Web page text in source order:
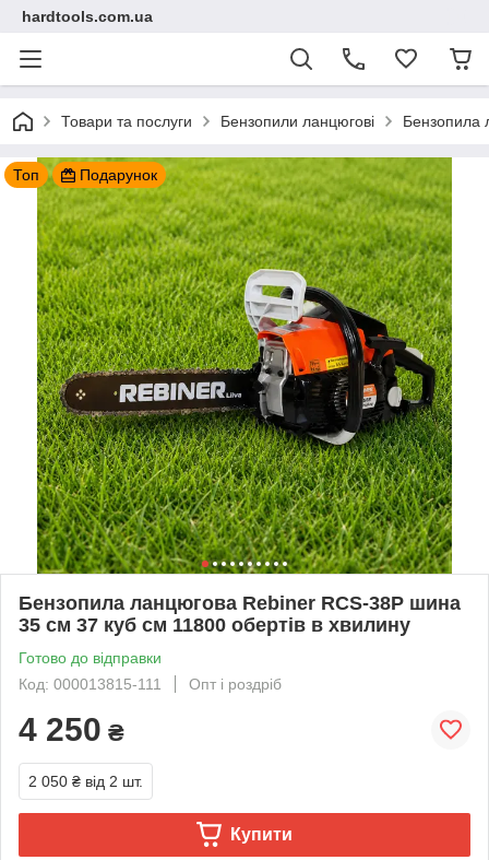
hardtools.com.ua
Товари та послуги Бензопили ланцюгові Бензопила
Топ Подарунок
Бензопила ланцюгова Rebiner RCS-38P шина
35 см 37 куб см 11800 обертів в хвилину
Готово до відправки
Код: 000013815-111
Опт і роздріб
4 250 ₴
2 050 ₴ від 2 шт.
Купити